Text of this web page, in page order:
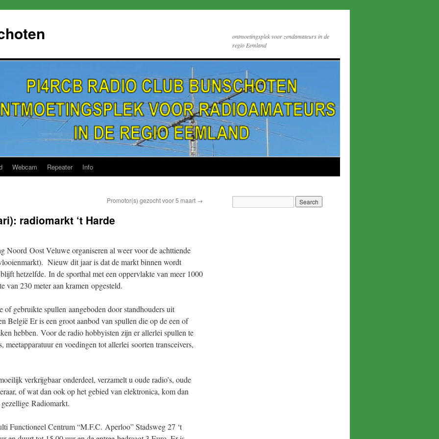
ontmoetingsplek voor zendamateurs in de
regio Eemland
Webcam Repeater Info
Promotor(s) gezocht voor 5 maart →
radiomarkt ‘t Harde
Noord Oost Veluwe organiseren al weer voor de achttiende
Nieuw dit jaar is dat de markt binnen wordt
hetzelfde. In de sporthal met een oppervlakte van meer 1000
van 230 meter aan kramen opgesteld.
gebruikte spullen aangeboden door standhouders uit
België Er is een groot aanbod van spullen die op de een of
hebben. Voor de radio hobbyisten zijn er allerlei spullen te
meetapparatuur en voedingen tot allerlei soorten transceivers,
verkrijgbaar onderdeel, verzamelt u oude radio’s, oude
of wat dan ook op het gebied van elektronica, kom dan
Radiomarkt.
Functioneel Centrum “M.F.C. Aperloo” Stadsweg 27 ‘t